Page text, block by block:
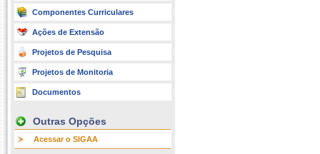
Componentes Curriculares
Ações de Extensão
Projetos de Pesquisa
Projetos de Monitoria
Documentos
Outras Opções
Acessar o SIGAA